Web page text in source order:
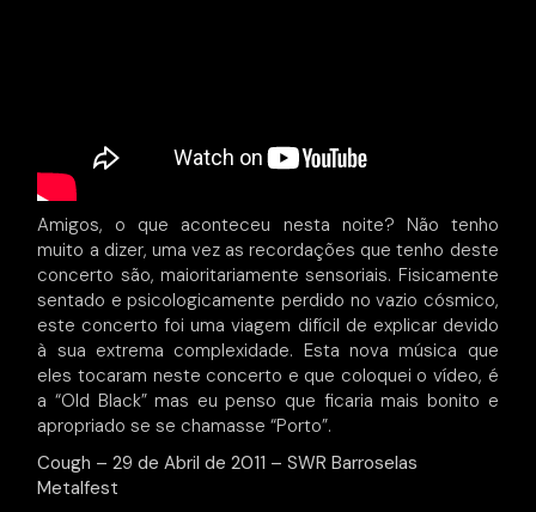
Amigos, o que aconteceu nesta noite? Não tenho
muito a dizer, uma vez as recordações que tenho deste
concerto são, maioritariamente sensoriais. Fisicamente
sentado e psicologicamente perdido no vazio cósmico,
este concerto foi uma viagem difícil de explicar devido
à sua extrema complexidade. Esta nova música que
eles tocaram neste concerto e que coloquei o vídeo, é
a “Old Black” mas eu penso que ficaria mais bonito e
apropriado se se chamasse “Porto”.
Cough – 29 de Abril de 2011 – SWR Barroselas
Metalfest